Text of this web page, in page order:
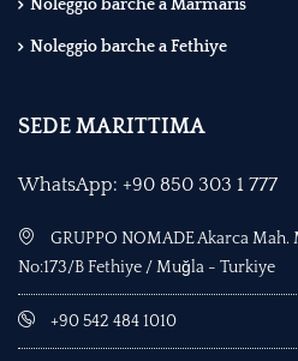
Noleggio barche a Marmaris
Noleggio barche a Fethiye
SEDE MARITTIMA
WhatsApp: +90 850 303 1 777
GRUPPO NOMADE Akarca
No:173/B Fethiye / Muğla - Turkiye
+90 542 484 1010